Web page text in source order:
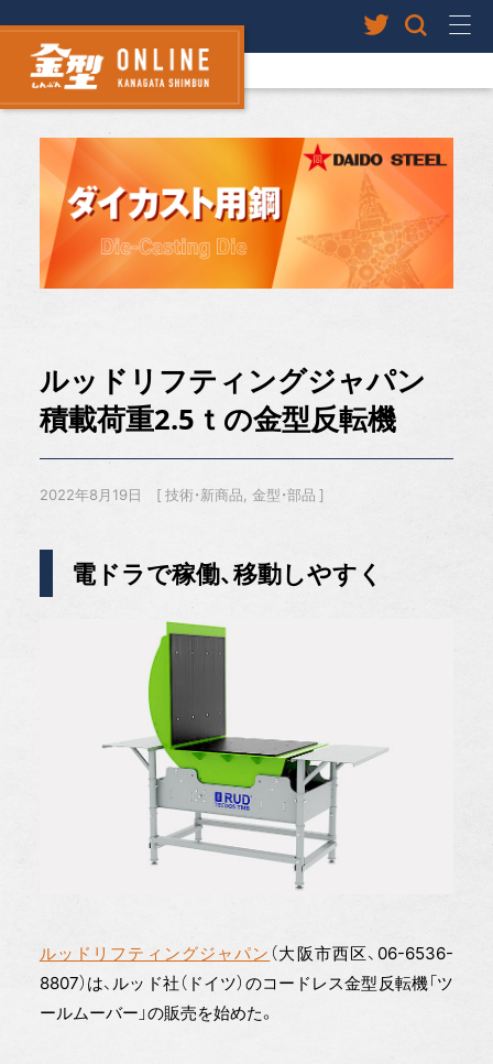
ルッドリフティングジャパン
積載荷重2.5ｔの金型反転機
2022年8月19日 技術・新商品 金型・部品
電ドラで稼働、移動しやすく
ルッドリフティングジャパン （大阪市西区、06-6536-
8807）は、ルッド社（ドイツ）のコードレス金型反転機「ツ
ールムーバー」の販売を始めた。